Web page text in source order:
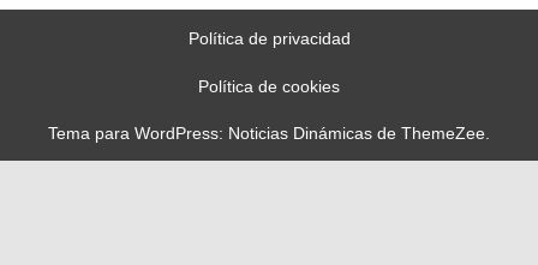
Política de privacidad
Política de cookies
Tema para WordPress: Noticias Dinámicas de ThemeZee.